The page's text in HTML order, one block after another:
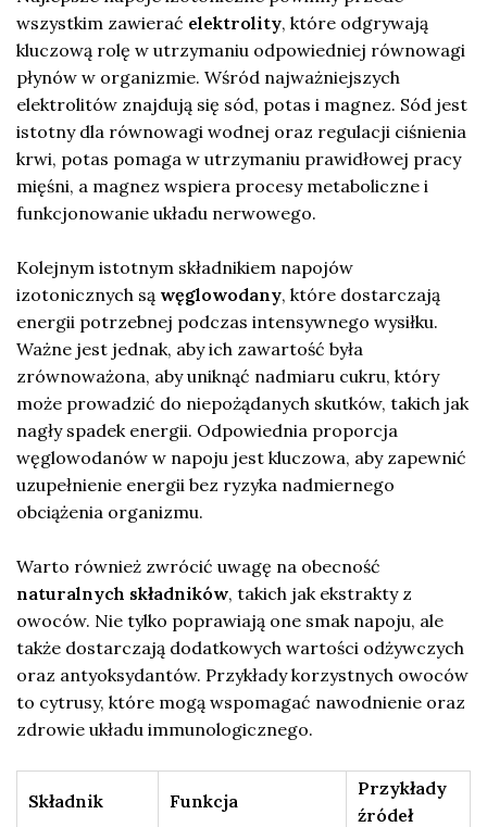
wszystkim zawierać elektrolity, które odgrywają
kluczową rolę w utrzymaniu odpowiedniej równowagi
płynów w organizmie. Wśród najważniejszych
elektrolitów znajdują się sód, potas i magnez. Sód jest
istotny dla równowagi wodnej oraz regulacji ciśnienia
krwi, potas pomaga w utrzymaniu prawidłowej pracy
mięśni, a magnez wspiera procesy metaboliczne i
funkcjonowanie układu nerwowego.
Kolejnym istotnym składnikiem napojów
izotonicznych są węglowodany, które dostarczają
energii potrzebnej podczas intensywnego wysiłku.
Ważne jest jednak, aby ich zawartość była
zrównoważona, aby uniknąć nadmiaru cukru, który
może prowadzić do niepożądanych skutków, takich jak
nagły spadek energii. Odpowiednia proporcja
węglowodanów w napoju jest kluczowa, aby zapewnić
uzupełnienie energii bez ryzyka nadmiernego
obciążenia organizmu.
Warto również zwrócić uwagę na obecność
naturalnych składników, takich jak ekstrakty z
owoców. Nie tylko poprawiają one smak napoju, ale
także dostarczają dodatkowych wartości odżywczych
oraz antyoksydantów. Przykłady korzystnych owoców
to cytrusy, które mogą wspomagać nawodnienie oraz
zdrowie układu immunologicznego.
Składnik Funkcja
Przykłady
źródeł